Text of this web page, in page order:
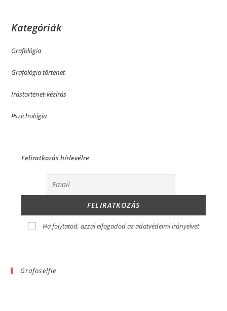
Kategóriák
Grafológia
Grafológia történet
Irástörténet-kézírás
Pszichológia
Feliratkozás hírlevélre
Ha folytatod, azzal elfogadod az adatvédelmi irányelvet
Grafoselfie